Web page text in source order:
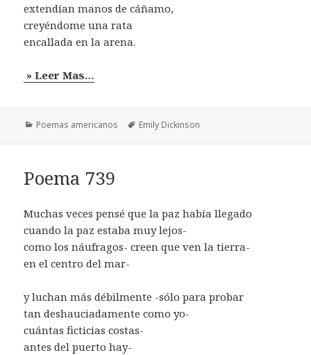
extendían manos de cáñamo,
creyéndome una rata
encallada en la arena.
» Leer Mas…
Categorías
Poemas americanos Etiquetas
Emily Dickinson
Poema 739
Muchas veces pensé que la paz había llegado
cuando la paz estaba muy lejos-
como los náufragos- creen que ven la tierra-
en el centro del mar-
y luchan más débilmente -sólo para probar
tan deshauciadamente como yo-
cuántas ficticias costas-
antes del puerto hay-